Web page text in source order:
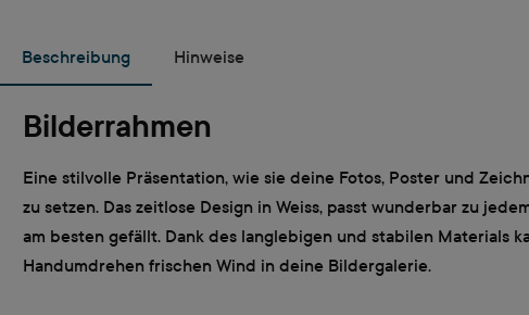
Beschreibung Hinweise
Bilderrahmen
Eine stilvolle Präsentation, wie sie deine Fotos, Poster und
zu setzen. Das zeitlose Design in Weiss, passt wunderbar zu
am besten gefällt. Dank des langlebigen und stabilen Materials
Handumdrehen frischen Wind in deine Bildergalerie.